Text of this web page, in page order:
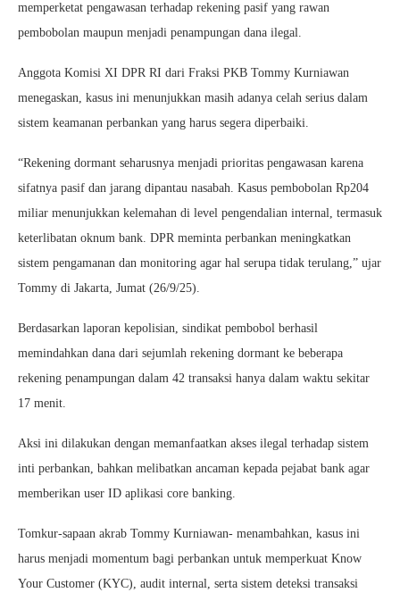
memperketat pengawasan terhadap rekening pasif yang rawan
pembobolan maupun menjadi penampungan dana ilegal.
Anggota Komisi XI DPR RI dari Fraksi PKB Tommy Kurniawan
menegaskan, kasus ini menunjukkan masih adanya celah serius dalam
sistem keamanan perbankan yang harus segera diperbaiki.
“Rekening dormant seharusnya menjadi prioritas pengawasan karena
sifatnya pasif dan jarang dipantau nasabah. Kasus pembobolan Rp204
miliar menunjukkan kelemahan di level pengendalian internal, termasuk
keterlibatan oknum bank. DPR meminta perbankan meningkatkan
sistem pengamanan dan monitoring agar hal serupa tidak terulang,” ujar
Tommy di Jakarta, Jumat (26/9/25).
Berdasarkan laporan kepolisian, sindikat pembobol berhasil
memindahkan dana dari sejumlah rekening dormant ke beberapa
rekening penampungan dalam 42 transaksi hanya dalam waktu sekitar
17 menit.
Aksi ini dilakukan dengan memanfaatkan akses ilegal terhadap sistem
inti perbankan, bahkan melibatkan ancaman kepada pejabat bank agar
memberikan user ID aplikasi core banking.
Tomkur-sapaan akrab Tommy Kurniawan- menambahkan, kasus ini
harus menjadi momentum bagi perbankan untuk memperkuat Know
Your Customer (KYC), audit internal, serta sistem deteksi transaksi